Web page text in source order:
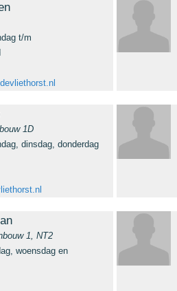
t/m
1D
dinsdag, donderdag
1, NT2
woensdag en